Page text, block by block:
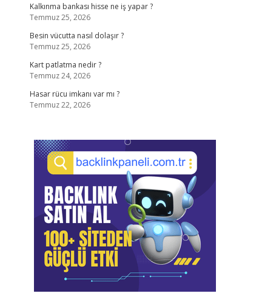
Kalkınma bankası hisse ne iş yapar ?
Temmuz 25, 2026
Besin vücutta nasıl dolaşır ?
Temmuz 25, 2026
Kart patlatma nedir ?
Temmuz 24, 2026
Hasar rücu imkanı var mı ?
Temmuz 22, 2026